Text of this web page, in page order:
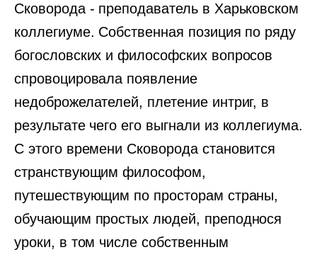
Сковорода - преподаватель в Харьковском
коллегиуме. Собственная позиция по ряду
богословских и философских вопросов
спровоцировала появление
недоброжелателей, плетение интриг, в
результате чего его выгнали из коллегиума.
С этого времени Сковорода становится
странствующим философом,
путешествующим по просторам страны,
обучающим простых людей, преподнося
уроки, в том числе собственным